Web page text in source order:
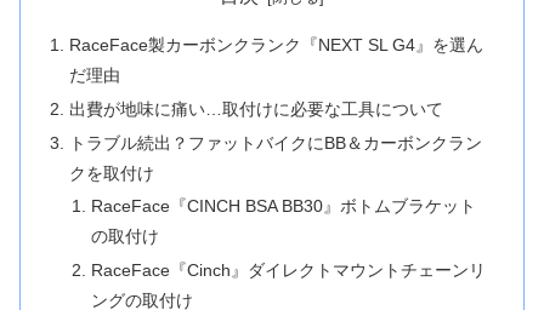
RaceFace製カーボンクランク『NEXT SL G4』を選ん
だ理由
出費が地味に痛い…取付けに必要な工具について
トラブル続出？ファットバイクにBB＆カーボンクラン
クを取付け
RaceFace『CINCH BSA BB30』ボトムブラケット
の取付け
RaceFace『Cinch』ダイレクトマウントチェーンリ
ングの取付け